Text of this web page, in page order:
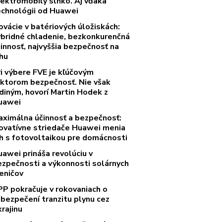
od Huawei
v batériových úložiskách:
chladenie, bezkonkurenčná
najvyššia bezpečnosť na
výbere FVE je kľúčovým
bezpečnosť. Nie však
hovorí Martin Hodek z
účinnosť a bezpečnosť:
striedače Huawei menia
s fotovoltaikou pre domácnosti
prináša revolúciu v
a výkonnosti solárnych
pokračuje v rokovaniach o
tranzitu plynu cez